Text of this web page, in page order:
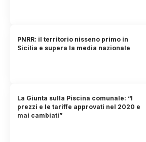
PNRR: il territorio nisseno primo in
Sicilia e supera la media nazionale
La Giunta sulla Piscina comunale: “I
prezzi e le tariffe approvati nel 2020 e
mai cambiati”